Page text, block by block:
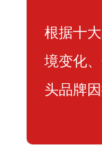
根据十
境变化
头品牌